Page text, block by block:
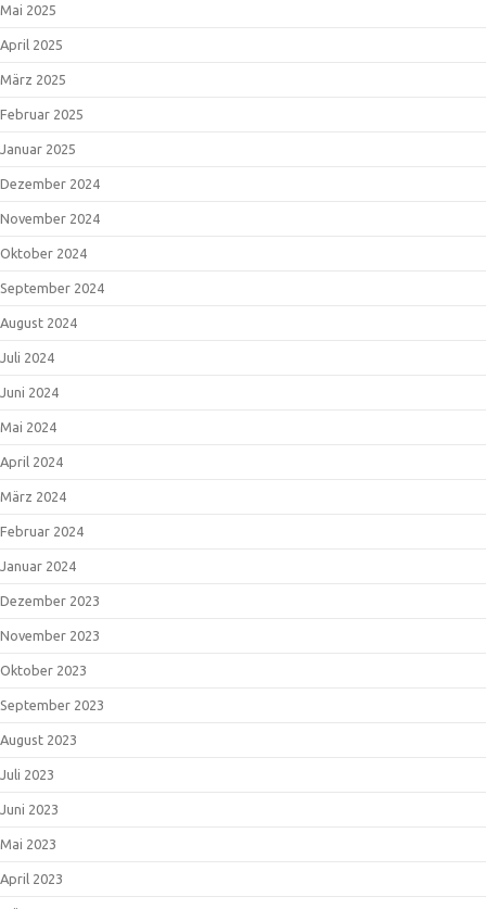
Mai 2025
April 2025
März 2025
Februar 2025
Januar 2025
Dezember 2024
November 2024
Oktober 2024
September 2024
August 2024
Juli 2024
Juni 2024
Mai 2024
April 2024
März 2024
Februar 2024
Januar 2024
Dezember 2023
November 2023
Oktober 2023
September 2023
August 2023
Juli 2023
Juni 2023
Mai 2023
April 2023